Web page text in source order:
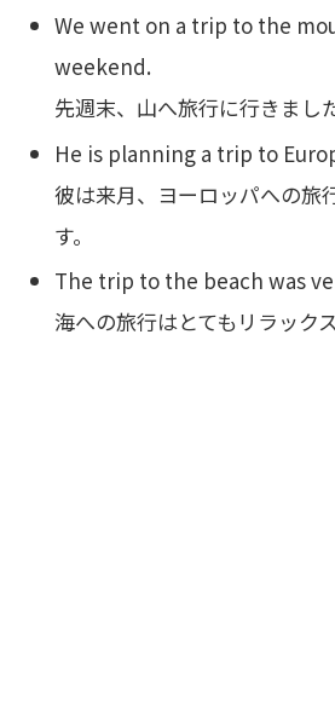
We went on a trip to the
weekend.
先週末、山へ旅行に行きまし
He is planning a trip to
彼は来月、ヨーロッパへの旅
す。
The trip to the beach was
海への旅行はとてもリラック